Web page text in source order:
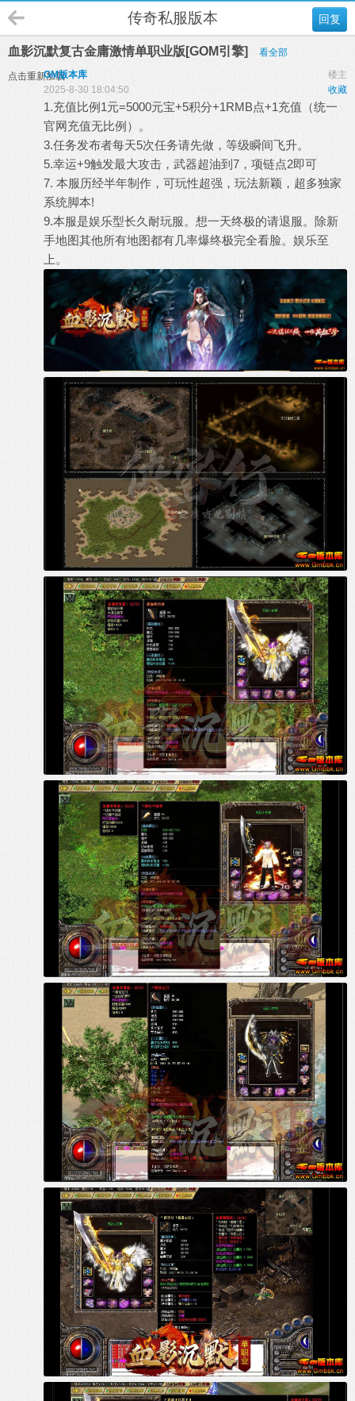
回复
传奇私服版本
血影沉默复古金庸激情单职业版[GOM引擎] 看全部
点击重新加载 楼主
GM版本库
收藏
2025-8-30 18:04:50
1.充值比例1元=5000元宝+5积分+1RMB点+1充值（统一
官网充值无比例）。
3.任务发布者每天5次任务请先做，等级瞬间飞升。
5.幸运+9触发最大攻击，武器超油到7，项链点2即可
7. 本服历经半年制作，可玩性超强，玩法新颖，超多独家
系统脚本!
9.本服是娱乐型长久耐玩服。想一天终极的请退服。除新
手地图其他所有地图都有几率爆终极完全看脸。娱乐至
上。